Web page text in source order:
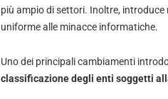
più ampio di settori. Inoltre,
uniforme alle minacce informatiche.
Uno dei principali cambiamenti
classificazione degli enti soggetti